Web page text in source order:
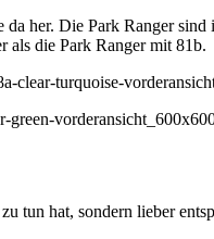
da her. Die Park Ranger
als die Park Ranger mit 81b.
tun hat, sondern lieber